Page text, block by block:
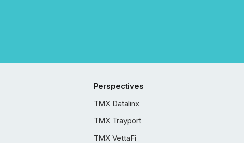
Perspectives
TMX Datalinx
TMX Trayport
TMX VettaFi